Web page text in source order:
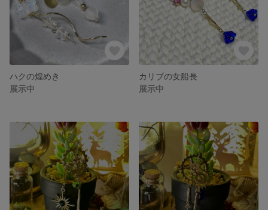
ハクの煌めき
展示中
カリブの女船長
展示中